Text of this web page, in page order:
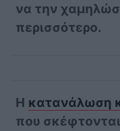
να την
περισσότερο.
Η κατανάλωση
που σκέφτονται